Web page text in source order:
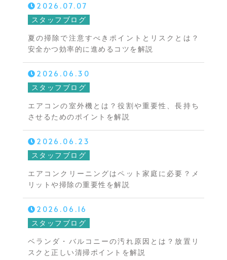
2026.07.07
スタッフブログ
夏の掃除で注意すべきポイントとリスクとは？
安全かつ効率的に進めるコツを解説
2026.06.30
スタッフブログ
エアコンの室外機とは？役割や重要性、長持ち
させるためのポイントを解説
2026.06.23
スタッフブログ
エアコンクリーニングはペット家庭に必要？メ
リットや掃除の重要性を解説
2026.06.16
スタッフブログ
ベランダ・バルコニーの汚れ原因とは？放置リ
スクと正しい清掃ポイントを解説